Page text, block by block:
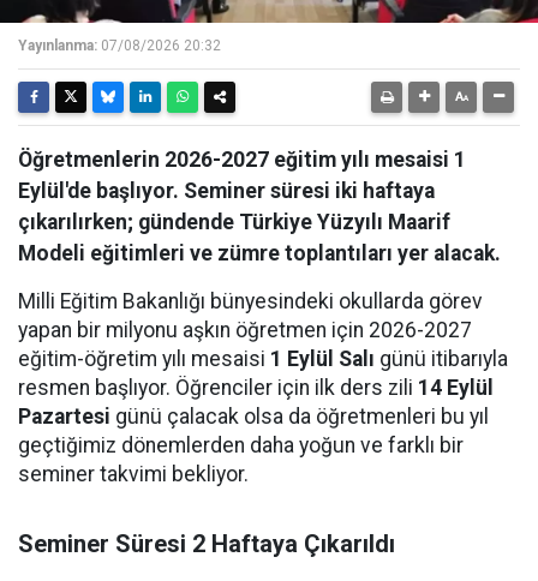
Yayınlanma: 07/08/2026 20:32
Öğretmenlerin 2026-2027 eğitim yılı mesaisi 1
Eylül'de başlıyor. Seminer süresi iki haftaya
çıkarılırken; gündende Türkiye Yüzyılı Maarif
Modeli eğitimleri ve zümre toplantıları yer alacak.
Milli Eğitim Bakanlığı bünyesindeki okullarda görev
yapan bir milyonu aşkın öğretmen için 2026-2027
eğitim-öğretim yılı mesaisi 1 Eylül Salı günü itibarıyla
resmen başlıyor. Öğrenciler için ilk ders zili 14 Eylül
Pazartesi günü çalacak olsa da öğretmenleri bu yıl
geçtiğimiz dönemlerden daha yoğun ve farklı bir
seminer takvimi bekliyor.
Seminer Süresi 2 Haftaya Çıkarıldı